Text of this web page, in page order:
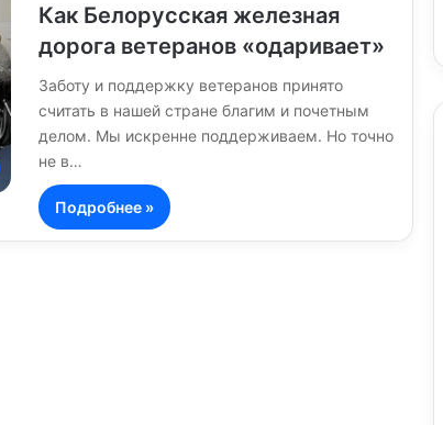
Как Белорусская железная
дорога ветеранов «одаривает»
Заботу и поддержку ветеранов принято
считать в нашей стране благим и почетным
делом. Мы искренне поддерживаем. Но точно
не в…
Подробнее »